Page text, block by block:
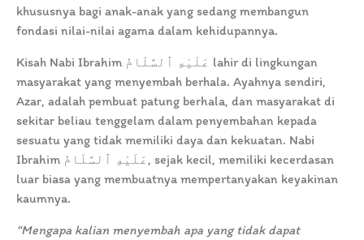
khususnya bagi anak-anak yang sedang membangun
fondasi nilai-nilai agama dalam kehidupannya.
Kisah Nabi Ibrahim عَلَيْهِ ٱلسَّلَامُ lahir di lingkungan
masyarakat yang menyembah berhala. Ayahnya sendiri,
Azar, adalah pembuat patung berhala, dan masyarakat di
sekitar beliau tenggelam dalam penyembahan kepada
sesuatu yang tidak memiliki daya dan kekuatan. Nabi
Ibrahim عَلَيْهِ ٱلسَّلَامُ, sejak kecil, memiliki kecerdasan
luar biasa yang membuatnya mempertanyakan keyakinan
kaumnya.
“Mengapa kalian menyembah apa yang tidak dapat